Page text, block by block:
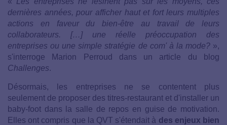
dernières années, pour afficher haut et fort leurs multiples
actions en faveur du bien-être au travail de leurs
collaborateurs. […] une réelle préoccupation des
entreprises ou une simple stratégie de com' à la mode? »,
s'interroge Marion Perroud dans un article du blog
Challenges.
Désormais, les entreprises ne se contentent plus
seulement de proposer des titres-restaurant et d'installer un
baby-foot dans la salle de repos en guise de motivation.
Elles ont compris que la QVT s'étendait à des enjeux bien